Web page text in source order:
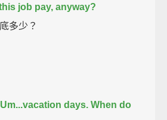
job pay, anyway?
多少？
Um...vacation days. When do